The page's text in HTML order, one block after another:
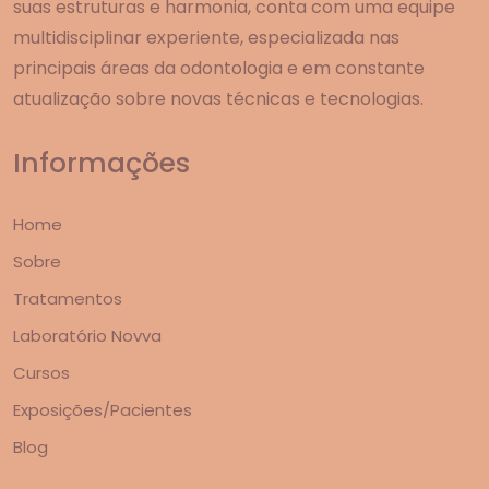
suas estruturas e harmonia, conta com uma equipe
multidisciplinar experiente, especializada nas
principais áreas da odontologia e em constante
atualização sobre novas técnicas e tecnologias.
Informações
Home
Sobre
Tratamentos
Laboratório Novva
Cursos
Exposições/Pacientes
Blog